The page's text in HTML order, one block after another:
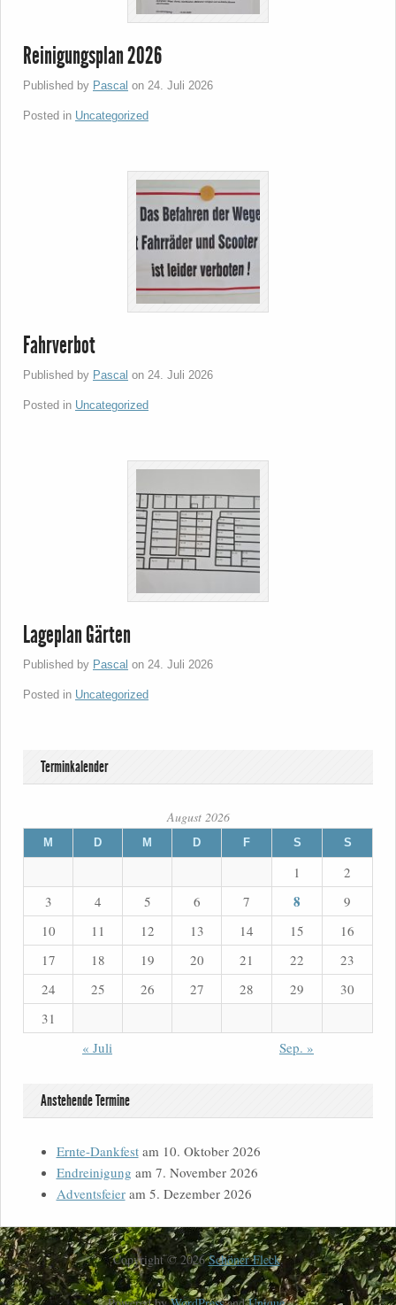
Reinigungsplan 2026
Published by Pascal on 24. Juli 2026
Posted in Uncategorized
Fahrverbot
Published by Pascal on 24. Juli 2026
Posted in Uncategorized
Lageplan Gärten
Published by Pascal on 24. Juli 2026
Posted in Uncategorized
Terminkalender
August 2026
M D M D F S S
1
2
3
4 5 6 7 8
9
10
11 12 13 14 15
16
17
18 19 20 21 22
23
24
25 26 27 28 29
30
31
« Juli
Sep. »
Anstehende Termine
Ernte-Dankfestam 10. Oktober 2026
Endreinigung am 7. November 2026
Adventsfeieram 5. Dezember 2026
Copyright © 2026Schöner Fleck.